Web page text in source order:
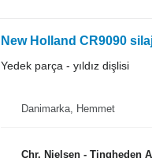
New Holland CR9090
Yedek parça - yıldız dişlisi
Danimarka, Hemmet
Chr. Nielsen - Tingheden